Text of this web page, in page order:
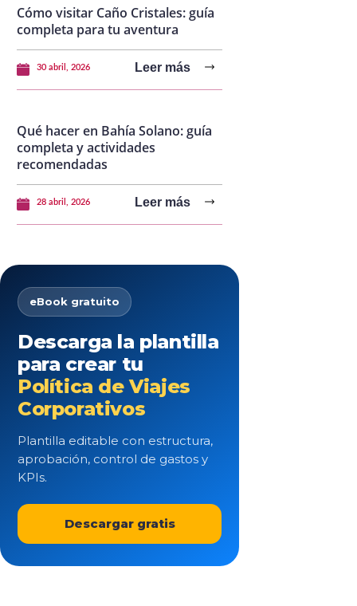
Cómo visitar Caño Cristales: guía
completa para tu aventura
30 abril, 2026 Leer más
Qué hacer en Bahía Solano: guía
completa y actividades
recomendadas
28 abril, 2026 Leer más
eBook gratuito
Descarga la plantilla
para crear tu
Política de Viajes
Corporativos
Plantilla editable con estructura,
aprobación, control de gastos y
KPIs.
Descargar gratis